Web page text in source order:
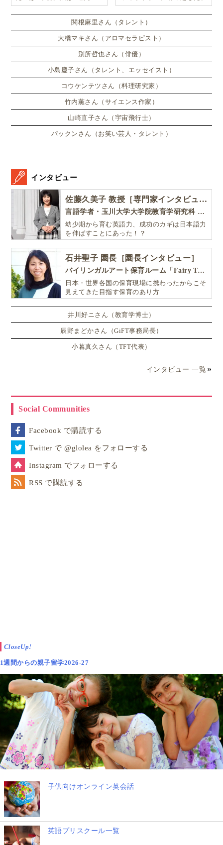
ンドンのサマースクールに通
い、英語劇に挑戦したり、
関根麻里さん（タレント）
大橋マキさん（アロマセラピスト）
別所哲也さん（俳優）
小島慶子さん（タレント、エッセイスト）
コウケンテツさん（料理研究家）
竹内薫さん（サイエンス作家）
山崎直子さん（宇宙飛行士）
パックンさん（お笑い芸人・タレント）
インタビュー
佐藤久美子 教授［専門家インタビュー］
言語学者・玉川大学大学院教育学研究科 教授・NHK「えいごであそぼ」総合指導
幼少期から育む英語力、成功のカギは日本語力
を伸ばすことにあった！？
石井聖子 園長［園長インタビュー］
バイリンガルアート保育ルーム「Fairy Tale（フェアリーテイル）」
日本・世界各国の保育現場に携わったからこそ
見えてきた目指す保育のあり方
井川好ニさん（教育学博士）
辰野まどかさん（GiFT事務局長）
小暮真久さん（TFT代表）
インタビュー 一覧
Social Communities
Facebook で購読する
Twitter で @glolea をフォローする
Instagram でフォローする
RSS で購読する
CloseUp!
1週間からの親子留学2026-27
子供向けオンライン英会話
英語プリスクール一覧